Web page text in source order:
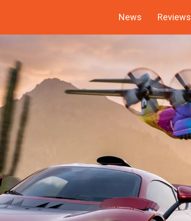
News Reviews